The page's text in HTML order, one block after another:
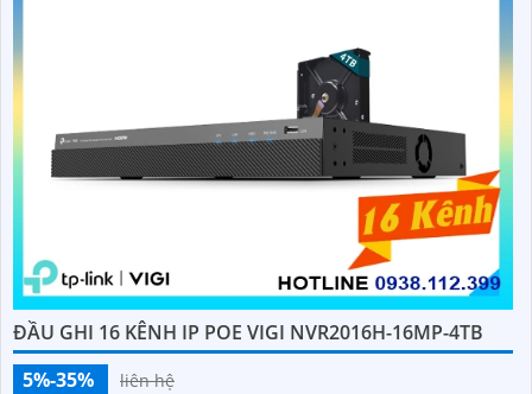
ĐẦU GHI HÌNH KX-C4K8432SN3
5%-35%
Với khả năng kết nối từ xa qua ứng dụng Kbview hoặc DMSS,
bạn có thể quản lý và giám sát hệ thống ở bất kỳ đâu, trên
sự là trung tâm điều khiển an ninh mạnh mẽ, thông minh,
mang lại sự an tâm tuyệt đối cho các công trình lớn và chuyên
nghiệp